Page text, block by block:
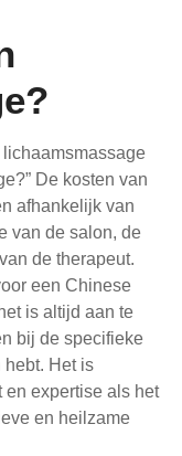
De kosten van
afhankelijk van
van de salon, de
de therapeut.
een Chinese
is altijd aan te
bij de specifieke
hebt. Het is
en expertise als het
en heilzame